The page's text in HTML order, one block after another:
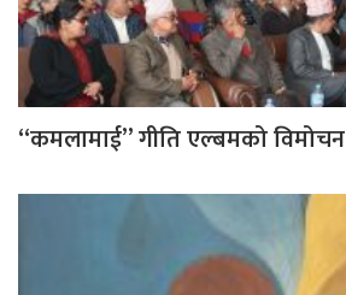
“कमलामाई” गीति एल्बमको विमोचन